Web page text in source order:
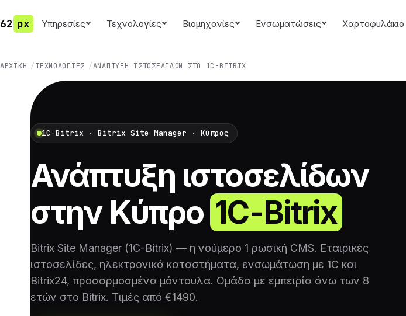
62 px Υπηρεσίες Τεχνολογίες Βιομηχανίες Ενσωματώσεις Χαρτοφυλάκιο
ΑΡΧΙΚΉ ΤΕΧΝΟΛΟΓΊΕΣ ΑΝΆΠΤΥΞΗ ΙΣΤΟΣΕΛΊΔΩΝ ΣΤΟ 1C-BITRIX
1C-Bitrix · Bitrix Site Manager · Κύπρος
Ανάπτυξη ιστοσελίδων
στην Κύπρο1C-Bitrix
Bitrix Site Manager (1C-Bitrix) — η νούμερο 1 ρωσική CMS. Εταιρικές
ιστοσελίδες, ηλεκτρονικά καταστήματα, ενσωμάτωση με 1C και
Bitrix24, προσαρμοσμένα μόντουλα. Ομάδα με εμπειρία άνω των 8
ετών στο Bitrix. Τιμές από €1490.